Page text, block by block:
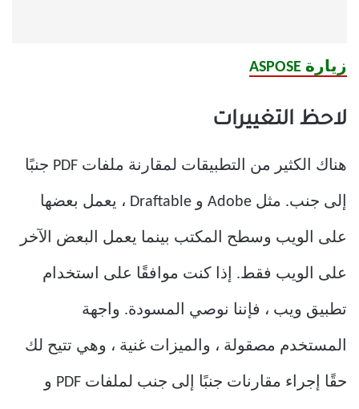
زيارة ASPOSE
لاحظ التغييرات
هناك الكثير من التطبيقات لمقارنة ملفات PDF جنبًا
إلى جنب. مثل Adobe و Draftable ، يعمل بعضها
على الويب وسطح المكتب بينما يعمل البعض الآخر
على الويب فقط. إذا كنت موافقًا على استخدام
تطبيق ويب ، فإننا نوصي المسودة. واجهة
المستخدم مصقولة ، والميزات غنية ، وهي تتيح لك
حقًا إجراء مقارنات جنبًا إلى جنب لملفات PDF و